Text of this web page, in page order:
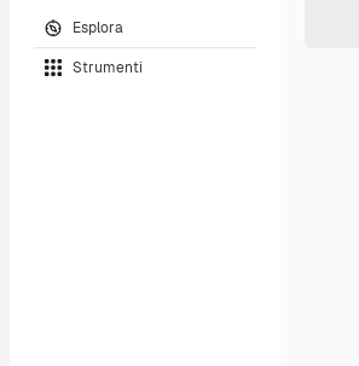
Esplora
Strumenti